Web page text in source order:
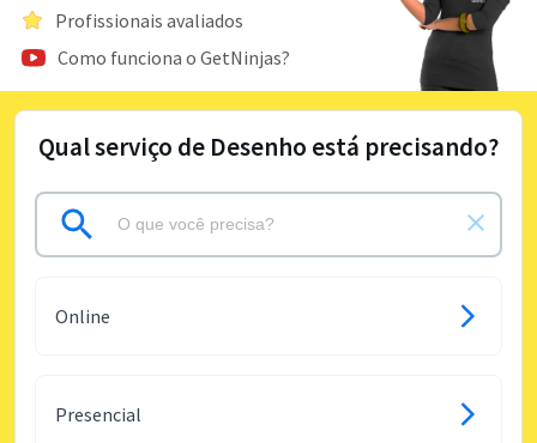
Profissionais avaliados
Como funciona o GetNinjas?
Qual serviço de Desenho está precisando?
Online
Presencial